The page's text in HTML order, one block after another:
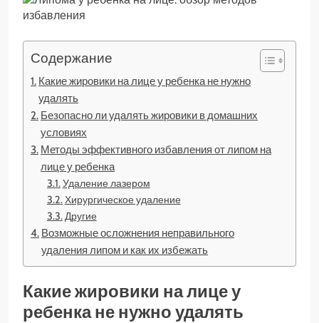
Содержание
Какие жировики на лице у ребенка не нужно
удалять
Безопасно ли удалять жировики в домашних
условиях
Методы эффективного избавления от липом на
лице у ребенка
Удаление лазером
Хирургическое удаление
Другие
Возможные осложнения неправильного
удаления липом и как их избежать
Какие жировики на лице у
ребенка не нужно удалять